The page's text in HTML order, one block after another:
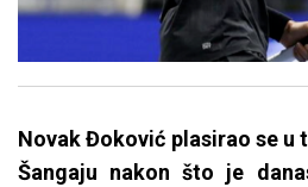
Novak Đoković plasirao se u
Šangaju nakon što je